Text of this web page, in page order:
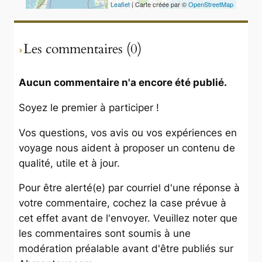
Leaflet | Carte créée par ©OpenStreetMap
Les commentaires (0)
Aucun commentaire n'a encore été publié.
Soyez le premier à participer !
Vos questions, vos avis ou vos expériences en
voyage nous aident à proposer un contenu de
qualité, utile et à jour.
Pour être alerté(e) par courriel d'une réponse à
votre commentaire, cochez la case prévue à
cet effet avant de l'envoyer. Veuillez noter que
les commentaires sont soumis à une
modération préalable avant d'être publiés sur